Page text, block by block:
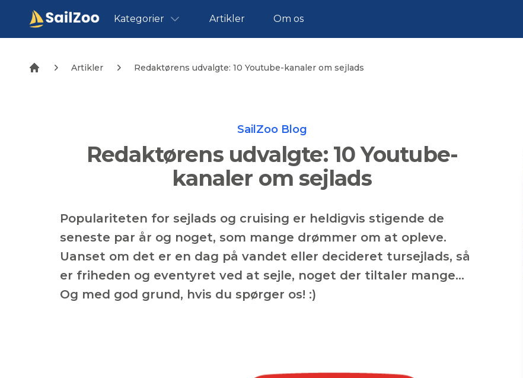
Kategorier Artikler Om os
Artikler Redaktørens udvalgte: 10 Youtube-kanaler om sejlads
SailZoo Blog
Redaktørens udvalgte: 10 Youtube-
kanaler om sejlads
Populariteten for sejlads og cruising er heldigvis stigende de
seneste par år og noget, som mange drømmer om at opleve.
Uanset om det er en dag på vandet eller decideret tursejlads, så
er friheden og eventyret ved at sejle, noget der tiltaler mange…
Og med god grund, hvis du spørger os! :)